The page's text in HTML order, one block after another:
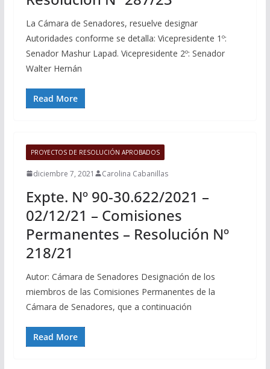
La Cámara de Senadores, resuelve designar
Autoridades conforme se detalla: Vicepresidente 1º:
Senador Mashur Lapad. Vicepresidente 2º: Senador
Walter Hernán
Read More
PROYECTOS DE RESOLUCIÓN APROBADOS
diciembre 7, 2021 Carolina Cabanillas
Expte. Nº 90-30.622/2021 –
02/12/21 – Comisiones
Permanentes – Resolución Nº
218/21
Autor: Cámara de Senadores Designación de los
miembros de las Comisiones Permanentes de la
Cámara de Senadores, que a continuación
Read More